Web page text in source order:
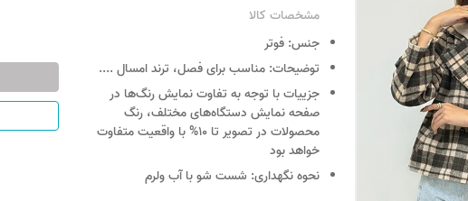
مشخصات کالا
جنس: فوتر
توضیحات: مناسب برای فصل، ترند امسال ....
جزییاتبا توجه به تفاوت نمایش رنگ‌ها در
صفحه نمایش دستگاه‌های مختلف، رنگ
محصولات در تصویر تا 10% با واقعیت متفاوت
خواهد بود
نحوه نگهداری: شست شو با آب ولرم